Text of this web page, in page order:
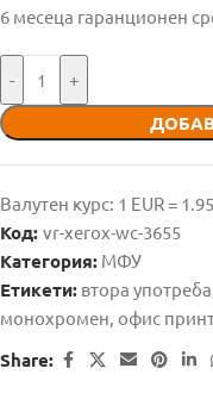
6 месеца гаранционен
- +
Валутен курс: 1 EUR =
Код: vr-xerox-wc-3655
Категория: МФУ
Етикети: втора употреба
монохромен, офис
Share: